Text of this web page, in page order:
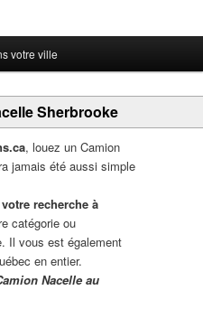
votre ville
Sherbrooke
, louez un Camion
jamais été aussi simple
recherche à
catégorie ou
Il vous est également
en entier.
Nacelle au